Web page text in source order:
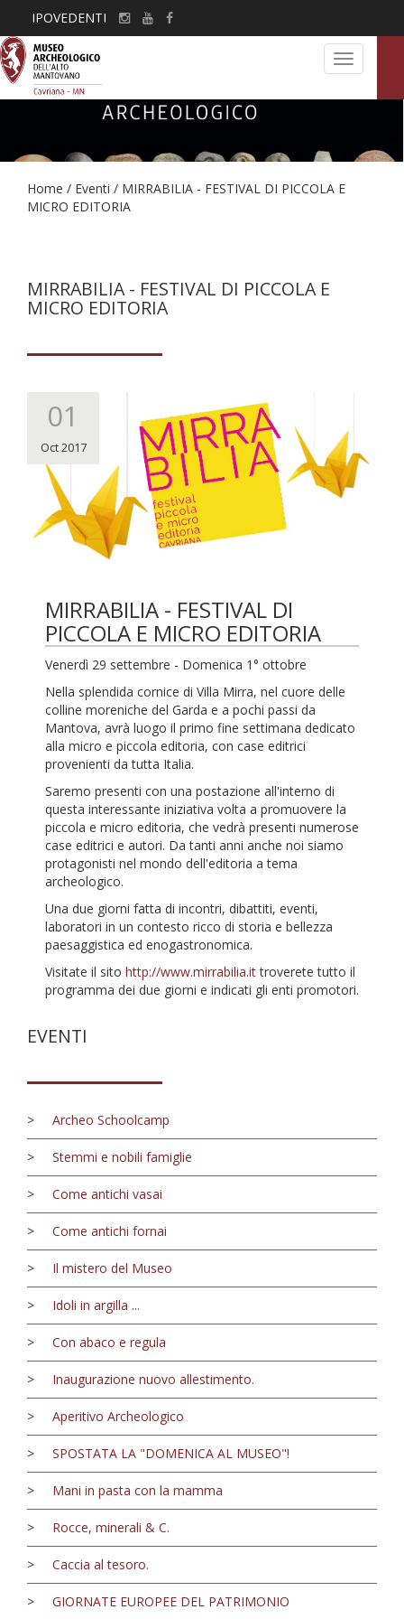
IPOVEDENTI
Toggle
navigation
Home / Eventi / MIRRABILIA - FESTIVAL DI PICCOLA E
MICRO EDITORIA
MIRRABILIA - FESTIVAL DI PICCOLA E
MICRO EDITORIA
01
Oct 2017
MIRRABILIA - FESTIVAL DI
PICCOLA E MICRO EDITORIA
Venerdì 29 settembre - Domenica 1° ottobre
Nella splendida cornice di Villa Mirra, nel cuore delle
colline moreniche del Garda e a pochi passi da
Mantova, avrà luogo il primo fine settimana dedicato
alla micro e piccola editoria, con case editrici
provenienti da tutta Italia.
Saremo presenti con una postazione all'interno di
questa interessante iniziativa volta a promuovere la
piccola e micro editoria, che vedrà presenti numerose
case editrici e autori. Da tanti anni anche noi siamo
protagonisti nel mondo dell'editoria a tema
archeologico.
Una due giorni fatta di incontri, dibattiti, eventi,
laboratori in un contesto ricco di storia e bellezza
paesaggistica ed enogastronomica.
Visitate il sito http://www.mirrabilia.ittroverete tutto il
programma dei due giorni e indicati gli enti promotori.
EVENTI
> Archeo Schoolcamp
> Stemmi e nobili famiglie
> Come antichi vasai
> Come antichi fornai
> Il mistero del Museo
> Idoli in argilla ...
> Con abaco e regula
> Inaugurazione nuovo allestimento.
> Aperitivo Archeologico
> SPOSTATA LA "DOMENICA AL MUSEO"!
> Mani in pasta con la mamma
> Rocce, minerali & C.
> Caccia al tesoro.
> GIORNATE EUROPEE DEL PATRIMONIO